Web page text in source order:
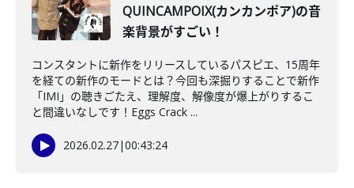
QUINCAMPOIX(カンカンポア)の音
楽背景がすごい！
コンスタントに新作をリリースしているパスピエ、15周年
を経ての新作のモードとは？今回も深掘りすることで新作
「IMI」の聴きごたえ、理解度、解像度が爆上がりするこ
と間違いなしです！Eggs Crack ...
2026.02.27|00:43:24